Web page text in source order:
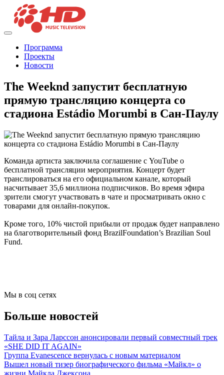
Программа
Проекты
Новости
The Weeknd запустит бесплатную
прямую трансляцию концерта со
стадиона Estádio Morumbi в Сан-Паулу
Команда артиста заключила соглашение с YouTube о
бесплатной трансляции мероприятия. Концерт будет
транслироваться на его официальном канале, который
насчитывает 35,6 миллиона подписчиков. Во время эфира
зрители смогут участвовать в чате и просматривать окно с
товарами для онлайн-покупок.
Кроме того, 10% чистой прибыли от продаж будет направлено
на благотворительный фонд BrazilFoundation’s Brazilian Soul
Fund.
Мы в соц сетях
Больше новостей
Тайла и Зара Ларссон анонсировали первый совместный трек
«SHE DID IT AGAIN»
Группа Evanescence вернулась с новым материалом
Вышел новый тизер биографического фильма «Майкл» о
жизни Майкла Джексона